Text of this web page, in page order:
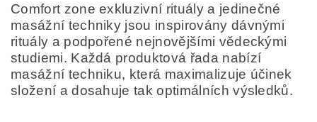
Comfort zone exkluzivní rituály a jedinečné
masážní techniky jsou inspirovány dávnými
rituály a podpořené nejnovějšími vědeckými
studiemi. Každá produktová řada nabízí
masážní techniku, která maximalizuje účinek
složení a dosahuje tak optimálních výsledků.